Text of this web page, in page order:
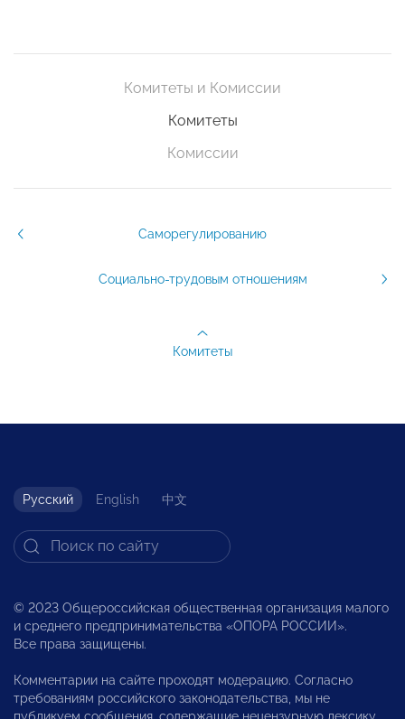
Комитеты и Комиссии
Комитеты
Комиссии
Саморегулированию
Социально-трудовым отношениям
Комитеты
Русский English 中文
© 2023 Общероссийская общественная организация малого
и среднего предпринимательства «ОПОРА РОССИИ».
Все права защищены.
Комментарии на сайте проходят модерацию. Согласно
требованиям российского законодательства, мы не
публикуем сообщения, содержащие нецензурную лексику